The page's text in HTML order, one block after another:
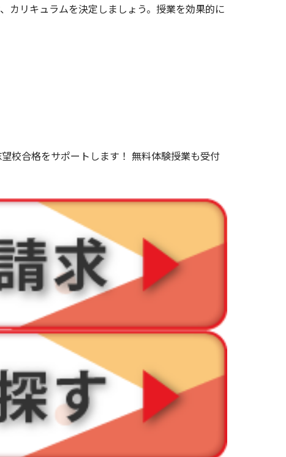
カリキュラムを決定しましょう。授業を効果的に
校合格をサポートします！ 無料体験授業も受付